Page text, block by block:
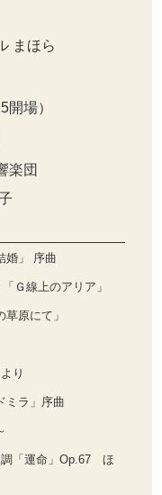
まほら
開場）
楽団
婚」 序曲
Ｇ線上のアリア」
原にて」
り
ミラ」序曲
調「運命」Op.67 ほ